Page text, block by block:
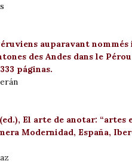
auparavant
des Andes dans le Pérou
páginas.
El arte de anotar: “artes
Modernidad, España,